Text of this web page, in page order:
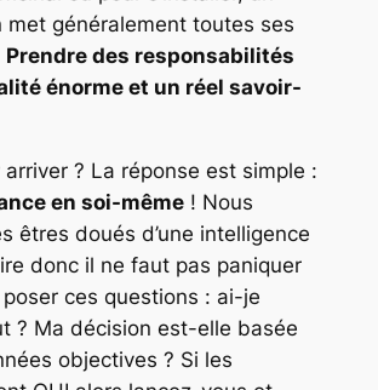
met généralement toutes ses
Prendre des responsabilités
énorme et un réel savoir-
arriver ? La réponse est simple :
en soi-même! Nous
êtres doués d’une intelligence
donc il ne faut pas paniquer
ces questions : ai-je
? Ma décision est-elle basée
objectives ? Si les